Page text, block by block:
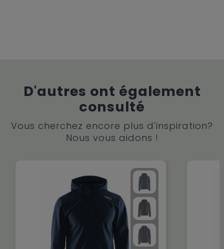
D'autres ont également
consulté
Vous cherchez encore plus d'inspiration?
Nous vous aidons !